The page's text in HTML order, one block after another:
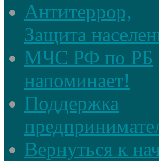
Антитеррор,
Защита
МЧС РФ по РБ
напоминает!
Поддержка
Вернуться к